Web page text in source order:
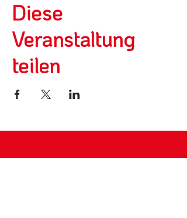
Diese
Veranstaltung
teilen